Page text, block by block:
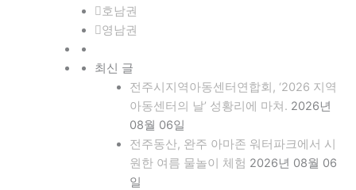
호남권
영남권
최신 글
전주시지역아동센터연합회, ‘2026 지역
아동센터의 날’ 성황리에 마쳐. 2026년
08월 06일
전주동산, 완주 아마존 워터파크에서 시
원한 여름 물놀이 체험 2026년 08월 06
일